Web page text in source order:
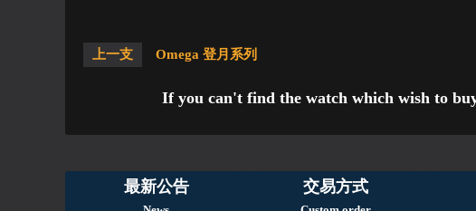
上一支 Omega 登月系列
If you can't find the watch which wish to
最新公告 交易方式